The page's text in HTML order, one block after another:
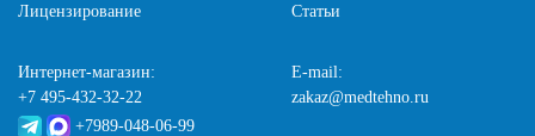
Лицензирование
Статьи
Интернет-магазин:
+7 495-432-32-22
+7989-048-06-99
E-mail:
zakaz@medtehno.ru